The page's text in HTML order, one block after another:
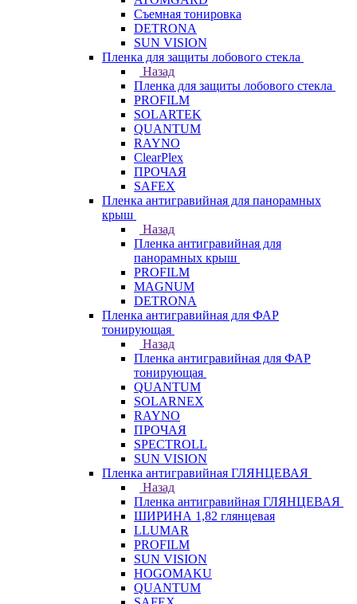
Съемная тонировка
DETRONA
SUN VISION
Пленка для защиты лобового стекла
Назад
Пленка для защиты лобового стекла
PROFILM
SOLARTEK
QUANTUM
RAYNO
ClearPlex
ПРОЧАЯ
SAFEX
Пленка антигравийная для панорамных
крыш
Назад
Пленка антигравийная для
панорамных крыш
PROFILM
MAGNUM
DETRONA
Пленка антигравийная для ФАР
тонирующая
Назад
Пленка антигравийная для ФАР
тонирующая
QUANTUM
SOLARNEX
RAYNO
ПРОЧАЯ
SPECTROLL
SUN VISION
Пленка антигравийная ГЛЯНЦЕВАЯ
Назад
Пленка антигравийная ГЛЯНЦЕВАЯ
ШИРИНА 1,82 глянцевая
LLUMAR
PROFILM
SUN VISION
HOGOMAKU
QUANTUM